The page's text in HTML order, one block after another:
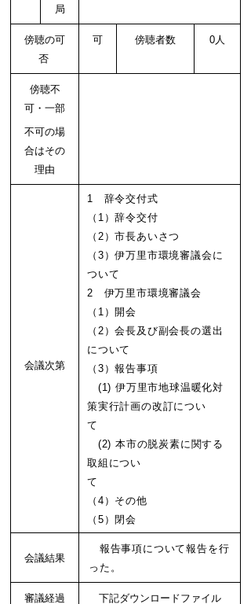
局
傍聴の可
否
可 傍聴者数 0人
傍聴不
可・一部
不可の場
合はその
理由
会議次第
1 辞令交付式
（1）辞令交付
（2）市長あいさつ
（3）伊万里市環境審議会に
ついて
2 伊万里市環境審議会
（1）開会
（2）会長及び副会長の選出
について
（3）報告事項
(1) 伊万里市地球温暖化対
策実行計画の改訂につい
て
(2) 本市の脱炭素に関する
取組につい
て
（4）その他
（5）閉会
会議結果
報告事項について報告を行
った。
審議経過
下記ダウンロードファイル